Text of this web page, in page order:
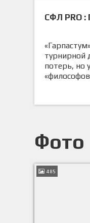
СФЛ PRO :
турнирной
потерь, но
Фото
485